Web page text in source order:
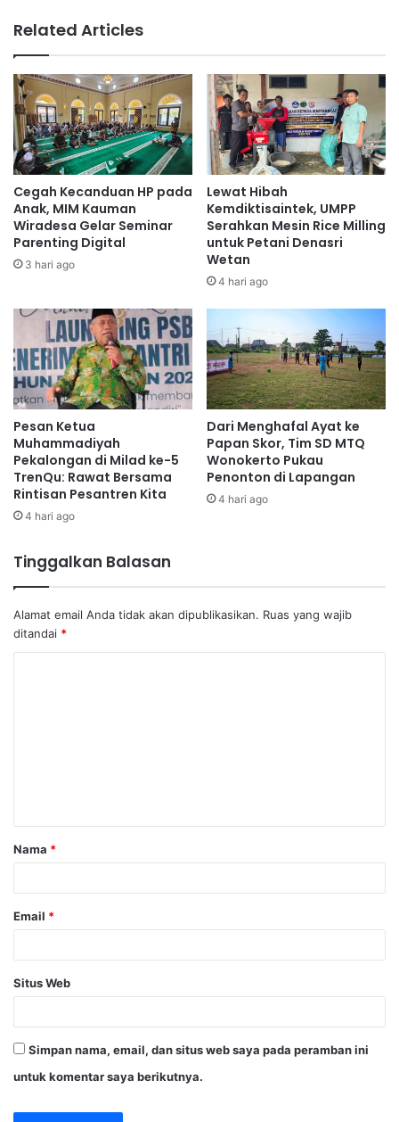
Related Articles
Cegah Kecanduan HP pada
Anak, MIM Kauman
Wiradesa Gelar Seminar
Parenting Digital
3 hari ago
Lewat Hibah
Kemdiktisaintek, UMPP
Serahkan Mesin Rice Milling
untuk Petani Denasri
Wetan
4 hari ago
Pesan Ketua
Muhammadiyah
Pekalongan di Milad ke-5
TrenQu: Rawat Bersama
Rintisan Pesantren Kita
4 hari ago
Dari Menghafal Ayat ke
Papan Skor, Tim SD MTQ
Wonokerto Pukau
Penonton di Lapangan
4 hari ago
Tinggalkan Balasan
Alamat email Anda tidak akan dipublikasikan. Ruas yang wajib
ditandai *
a
r
Nama *
Email *
Situs Web
Simpan nama, email, dan situs web saya pada peramban ini
untuk komentar saya berikutnya.